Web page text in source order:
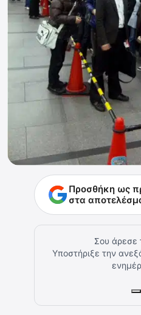
Προσθήκη ως
στα
Σου άρεσε
Υποστήριξε την